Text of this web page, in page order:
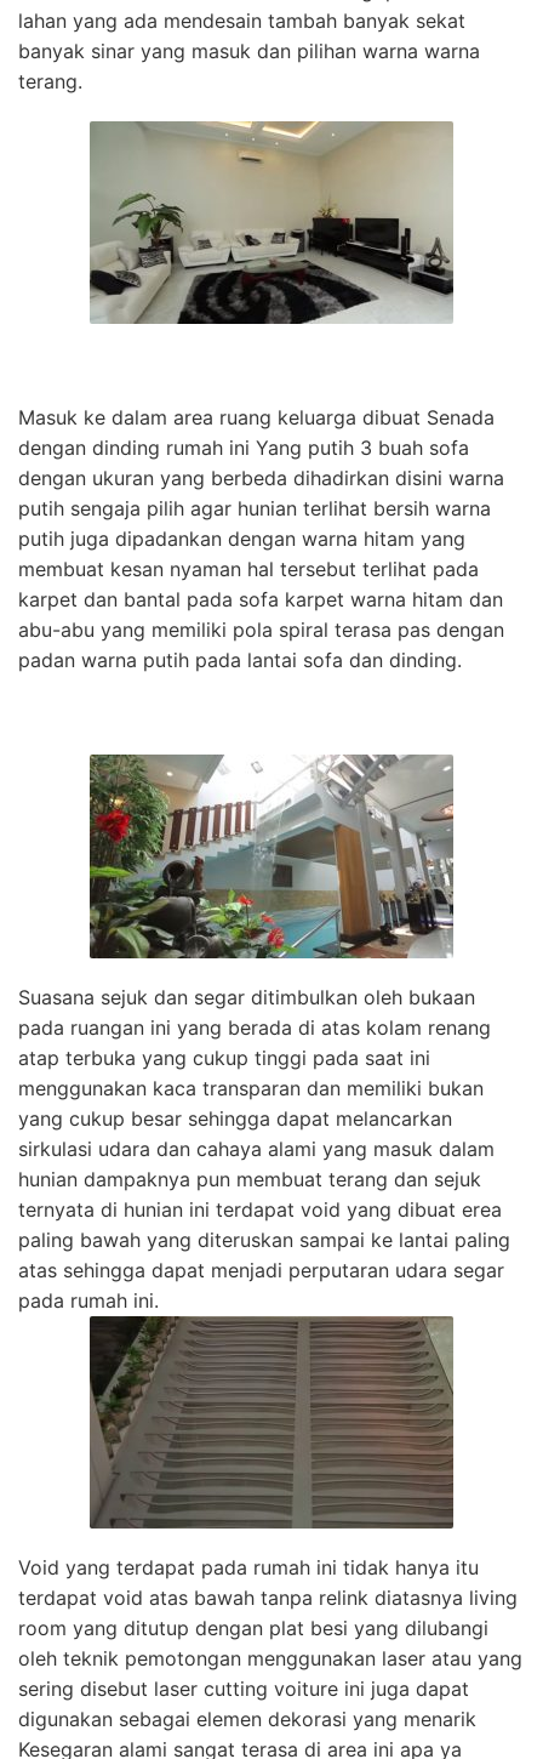
lahan yang ada mendesain tambah banyak sekat
banyak sinar yang masuk dan pilihan warna warna
terang.
Masuk ke dalam area ruang keluarga dibuat Senada
dengan dinding rumah ini Yang putih 3 buah sofa
dengan ukuran yang berbeda dihadirkan disini warna
putih sengaja pilih agar hunian terlihat bersih warna
putih juga dipadankan dengan warna hitam yang
membuat kesan nyaman hal tersebut terlihat pada
karpet dan bantal pada sofa karpet warna hitam dan
abu-abu yang memiliki pola spiral terasa pas dengan
padan warna putih pada lantai sofa dan dinding.
Suasana sejuk dan segar ditimbulkan oleh bukaan
pada ruangan ini yang berada di atas kolam renang
atap terbuka yang cukup tinggi pada saat ini
menggunakan kaca transparan dan memiliki bukan
yang cukup besar sehingga dapat melancarkan
sirkulasi udara dan cahaya alami yang masuk dalam
hunian dampaknya pun membuat terang dan sejuk
ternyata di hunian ini terdapat void yang dibuat erea
paling bawah yang diteruskan sampai ke lantai paling
atas sehingga dapat menjadi perputaran udara segar
pada rumah ini.
Void yang terdapat pada rumah ini tidak hanya itu
terdapat void atas bawah tanpa relink diatasnya living
room yang ditutup dengan plat besi yang dilubangi
oleh teknik pemotongan menggunakan laser atau yang
sering disebut laser cutting voiture ini juga dapat
digunakan sebagai elemen dekorasi yang menarik
Kesegaran alami sangat terasa di area ini apa ya